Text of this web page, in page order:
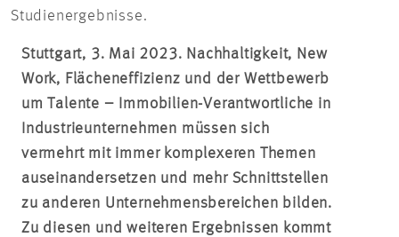
Studienergebnisse.
Stuttgart, 3. Mai 2023. Nachhaltigkeit, New
Work, Flächeneffizienz und der Wettbewerb
um Talente – Immobilien-Verantwortliche in
Industrieunternehmen müssen sich
vermehrt mit immer komplexeren Themen
auseinandersetzen und mehr Schnittstellen
zu anderen Unternehmensbereichen bilden.
Zu diesen und weiteren Ergebnissen kommt